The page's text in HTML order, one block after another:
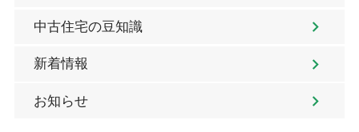
中古住宅の豆知識
新着情報
お知らせ